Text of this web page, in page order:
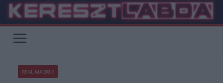
Skip
content
REAL MADRID